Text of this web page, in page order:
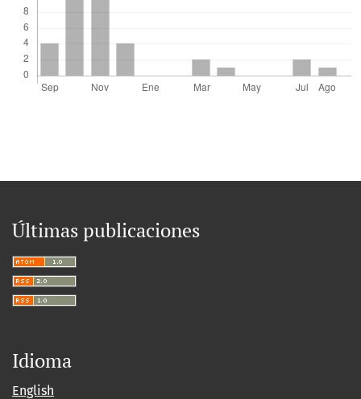
Últimas publicaciones
Idioma
English